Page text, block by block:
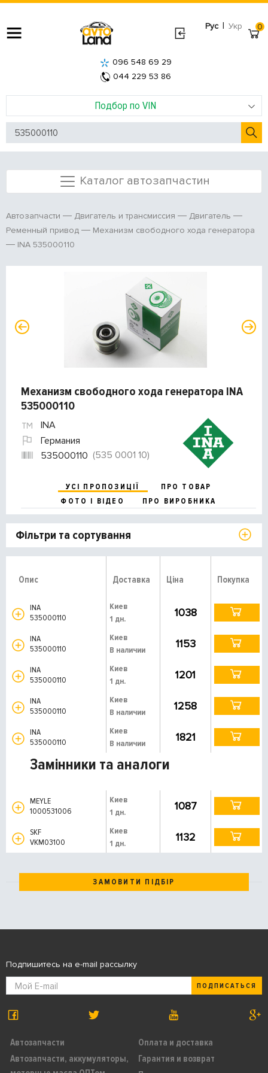
Рус | Укр
Подбор по VIN
096 548 69 29
044 229 53 86
0
Каталог автозапчастин
Автозапчасти Двигатель и трансмиссия
Двигатель
Ременный привод
Механизм свободного хода генератора
INA 535000110
Механизм свободного хода генератора INA
535000110
INA
Германия
535000110 (535 0001 10)
УСІ ПРОПОЗИЦІЇ
ПРО ТОВАР
ФОТО І ВІДЕО
ПРО ВИРОБНИКА
Фільтри та сортування
Опис Доставка Ціна Покупка
INA
535000110
Киев
1 дн.
1038
INA
535000110
Киев
В наличии
1153
INA
535000110
Киев
1 дн.
1201
INA
535000110
Киев
В наличии
1258
INA
535000110
Киев
В наличии
1821
Замінники та аналоги
MEYLE
1000531006
Киев
1 дн.
1087
SKF
VKM03100
Киев
1 дн.
1132
ЗАМОВИТИ ПІДБІР
Автозапчасти
Автозапчасти, аккумуляторы,
Оплата и доставка
Гарантия и возврат
Подпишитесь на e-mail рассылку
ПОДПИСАТЬСЯ